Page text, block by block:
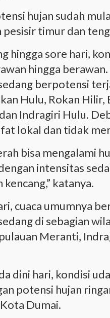
hujan sudah
timur dan
hingga sore hari,
hingga
berpotensi
Hulu, Rokan Hilir,
Indragiri Hulu.
lokal dan tidak
bisa mengalami
intensitas
katanya.
cuaca umumnya
di sebagian
Meranti,
dini hari, kondisi
potensi hujan
Dumai.